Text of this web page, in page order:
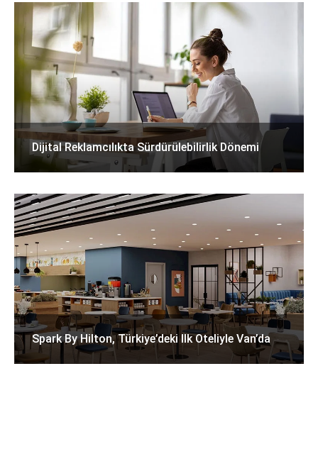
Dijital Reklamcılıkta Sürdürülebilirlik Dönemi
Spark By Hilton, Türkiye’deki Ilk Oteliyle Van’da